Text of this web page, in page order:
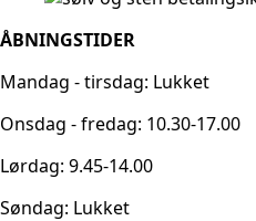
ÅBNINGSTIDER
Mandag - tirsdag: Lukket
Onsdag - fredag: 10.30-17.00
Lørdag: 9.45-14.00
Søndag: Lukket